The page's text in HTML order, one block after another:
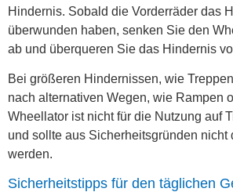
Hindernis. Sobald die Vorderräder das
überwunden haben, senken Sie den
ab und überqueren Sie das Hindernis
Bei größeren Hindernissen, wie
nach alternativen Wegen, wie Rampen
Wheellator ist nicht für die Nutzung auf
und sollte aus Sicherheitsgründen nicht
werden.
Sicherheitstipps für den täglichen